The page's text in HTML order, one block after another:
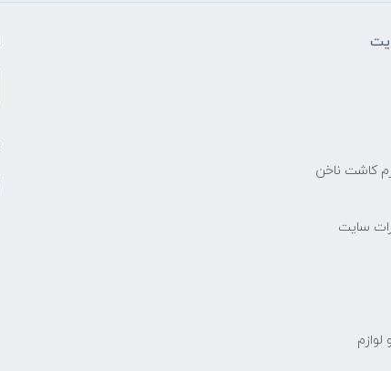
کاشت ناخن
سایت
لوازم